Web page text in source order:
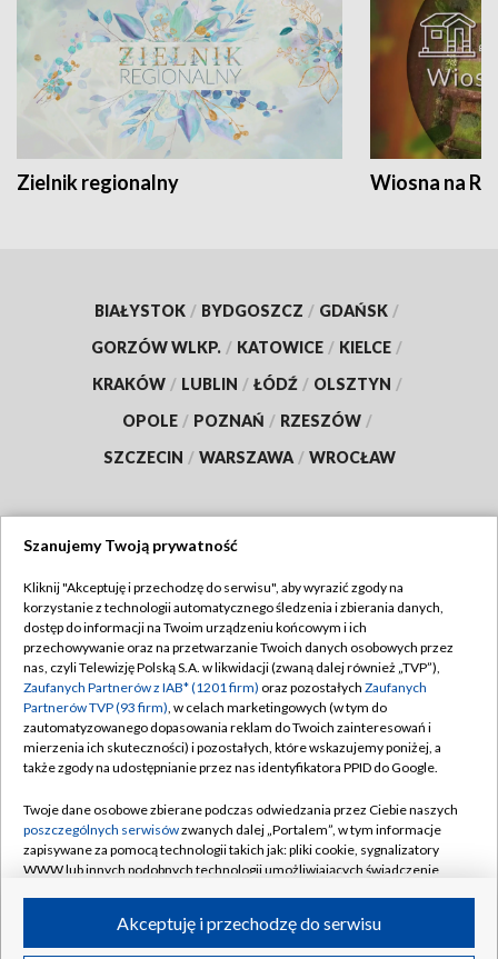
Zielnik regionalny Wiosna na
BIAŁYSTOK / BYDGOSZCZ / GDAŃSK /
GORZÓW WLKP. / KATOWICE / KIELCE /
KRAKÓW / LUBLIN / ŁÓDŹ / OLSZTYN /
OPOLE / POZNAŃ / RZESZÓW /
SZCZECIN / WARSZAWA / WROCŁAW
TVP
Abonament TVP
Emisja w TVP
Centrum informacji TVP
Naziemna Telewizja Cyfrowa
Rada Programowa
System NOS
Informacje o nadawcy
Program dla prasy
Regulamin TVP
Polityka prywatności
Moje zgody
Pomoc
Kontakt
Kanały
Szanujemy Twoją prywatność
Kliknij "Akceptuję i przechodzę do serwisu", aby wyrazić zgody na
korzystanie z technologii automatycznego śledzenia i zbierania danych,
dostęp do informacji na Twoim urządzeniu końcowym i ich
przechowywanie oraz na przetwarzanie Twoich danych osobowych przez
nas, czyli Telewizję Polską S.A. w likwidacji (zwaną dalej również „TVP”),
Zaufanych Partnerów z IAB* (1201 firm) oraz pozostałych Zaufanych
Partnerów TVP (93 firm), w celach marketingowych (w tym do
zautomatyzowanego dopasowania reklam do Twoich zainteresowań i
mierzenia ich skuteczności) i pozostałych, które wskazujemy poniżej, a
także zgody na udostępnianie przez nas identyfikatora PPID do Google.
Twoje dane osobowe zbierane podczas odwiedzania przez Ciebie naszych
poszczególnych serwisówzwanych dalej „Portalem”, w tym informacje
zapisywane za pomocą technologii takich jak: pliki cookie, sygnalizatory
WWW lub innych podobnych technologii umożliwiających świadczenie
ruchu w Internecie.Akceptuję i przechodzę do serwisu